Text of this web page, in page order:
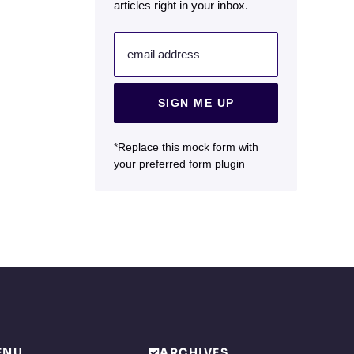
articles right in your inbox.
email address
SIGN ME UP
*Replace this mock form with
your preferred form plugin